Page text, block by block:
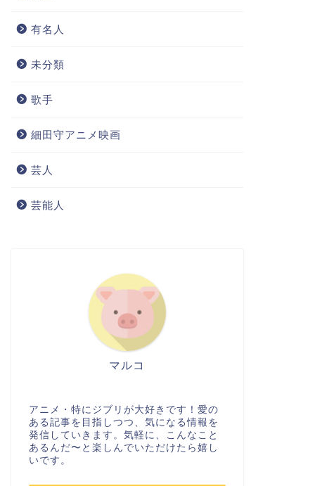
有名人
未分類
歌手
細田守アニメ映画
芸人
芸能人
マルコ
アニメ・特にジブリが大好きです！愛の
ある記事を目指しつつ、気になる情報を
発信していきます。気軽に、こんなこと
あるんだ〜と楽しんでいただけたら嬉し
いです。